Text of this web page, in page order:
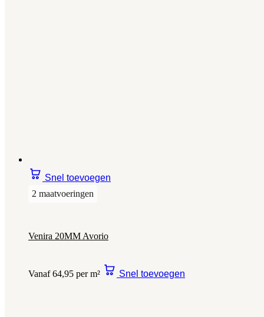
Snel toevoegen
2 maatvoeringen
Venira 20MM Avorio
Vanaf 64,95 per m² Snel toevoegen